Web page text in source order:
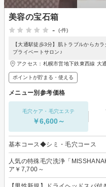
美容の宝石箱
-
(-件)
【大通駅徒歩3分】肌トラブルからカ
プライベートサロン♪
アクセス：札幌市営地下鉄東西線 大
ポイントが貯まる・使える
メニュー別参考価格
毛穴ケア・毛穴エステ
￥6,600～
基本コース◆シミ・毛穴コース
人気の特殊毛穴洗浄「
ア￥7,700～